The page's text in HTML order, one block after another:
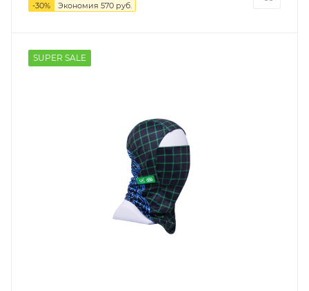
-30% Экономия 570 руб.
SUPER SALE